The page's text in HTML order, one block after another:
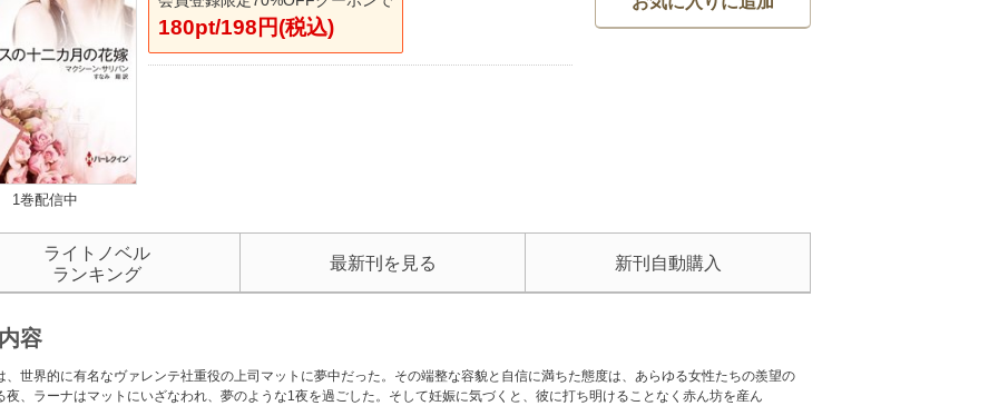
1巻配信中
180pt/198円(税込)
ライトノベル
ランキング
最新刊を見る 新刊自動購入
容
、世界的に有名なヴァレンテ社重役の上司マットに夢中だった。その端整な容貌と自信に満ちた態度は、あらゆる女性たちの羨望の
夜、ラーナはマットにいざなわれ、夢のような1夜を過ごした。そして妊娠に気づくと、彼に打ち明けることなく赤ん坊を産ん